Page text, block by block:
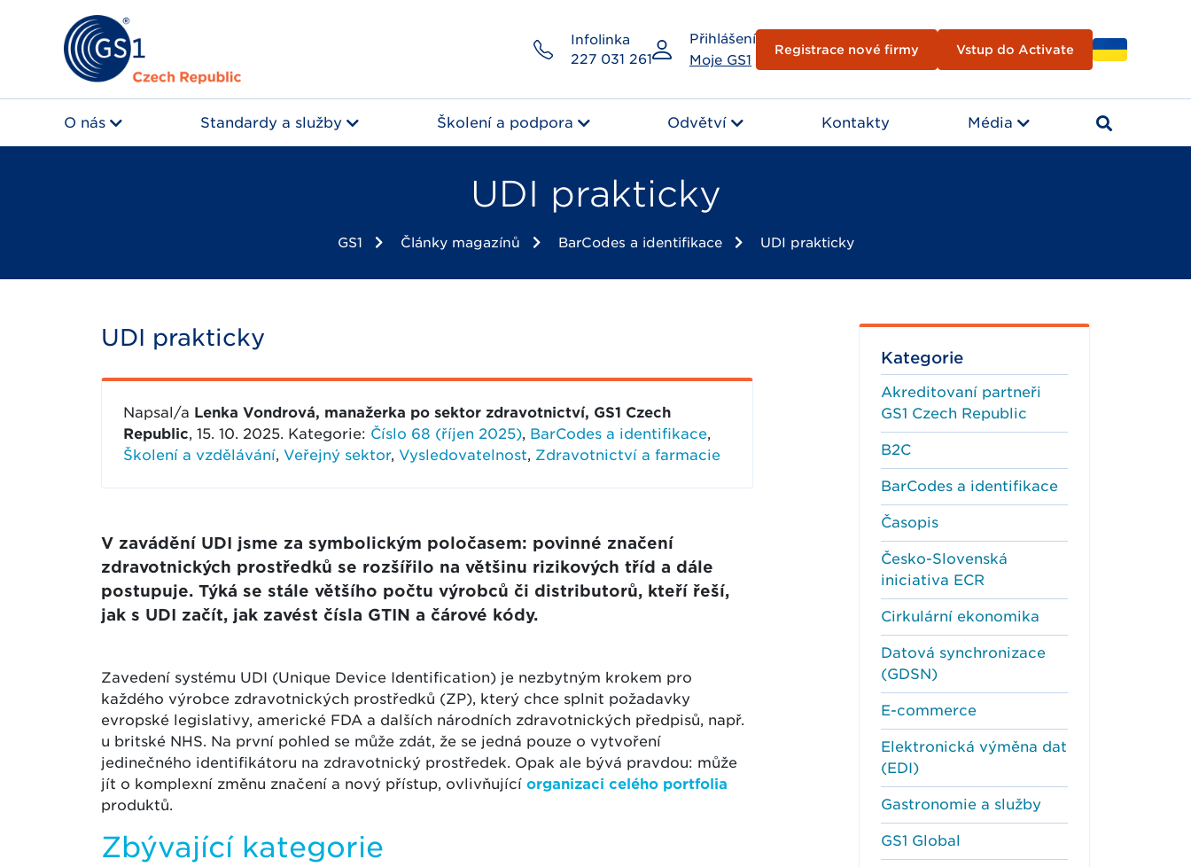
Infolinka
227 031 261
Přihlášení
Moje GS1
Registrace nové firmy Vstup do Activate
O nás Standardy a služby Školení a podpora Odvětví Kontakty Média
UDI prakticky
GS1 Články magazínů BarCodes a identifikace UDI prakticky
UDI prakticky
Napsal/a Lenka Vondrová, manažerka po sektor zdravotnictví, GS1 Czech
Republic, 15. 10. 2025. Kategorie: Číslo 68 (říjen 2025), BarCodes a identifikace,
Školení a vzdělávání, Veřejný sektor, Vysledovatelnost, Zdravotnictví a farmacie
V zavádění UDI jsme za symbolickým poločasem: povinné značení
zdravotnických prostředků se rozšířilo na většinu rizikových tříd a dále
postupuje. Týká se stále většího počtu výrobců či distributorů, kteří řeší,
jak s UDI začít, jak zavést čísla GTIN a čárové kódy.
Zavedení systému UDI (Unique Device Identification) je nezbytným krokem pro
každého výrobce zdravotnických prostředků (ZP), který chce splnit požadavky
evropské legislativy, americké FDA a dalších národních zdravotnických předpisů, např.
u britské NHS. Na první pohled se může zdát, že se jedná pouze o vytvoření
jedinečného identifikátoru na zdravotnický prostředek. Opak ale bývá pravdou: může
jít o komplexní změnu značení a nový přístup, ovlivňující organizaci celého portfolia
produktů.
Zbývající kategorie
Kategorie
Akreditovaní partneři
GS1 Czech Republic
B2C
BarCodes a identifikace
Časopis
Česko-Slovenská
iniciativa ECR
Cirkulární ekonomika
Datová synchronizace
(GDSN)
E-commerce
Elektronická výměna dat
(EDI)
Gastronomie a služby
GS1 Global